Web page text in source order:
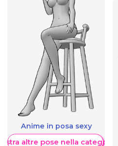
Anime in posa sexy
altre pose nella categoria